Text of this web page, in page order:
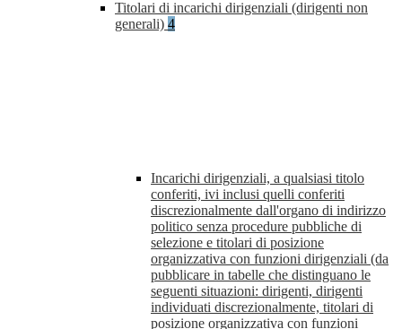
Titolari di incarichi dirigenziali (dirigenti non
generali) 4
Incarichi dirigenziali, a qualsiasi titolo
conferiti, ivi inclusi quelli conferiti
discrezionalmente dall'organo di indirizzo
politico senza procedure pubbliche di
selezione e titolari di posizione
organizzativa con funzioni dirigenziali (da
pubblicare in tabelle che distinguano le
seguenti situazioni: dirigenti, dirigenti
individuati discrezionalmente, titolari di
posizione organizzativa con funzioni